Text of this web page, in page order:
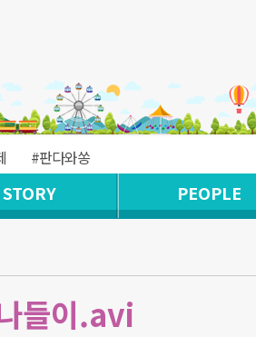
#판다와쏭
STORY PEOPLE
들이.avi